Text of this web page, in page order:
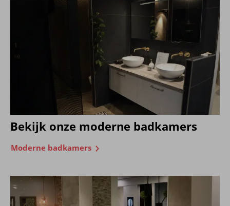
Bekijk onze moderne badkamers
Moderne badkamers